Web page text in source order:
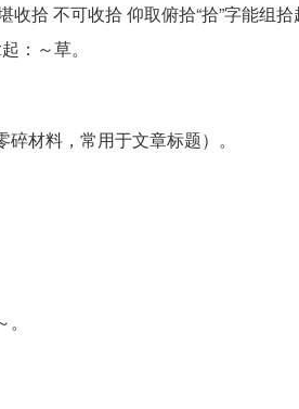
收拾 不可收拾 仰取俯拾“拾”字能组
：～草。
材料，常用于文章标题）。